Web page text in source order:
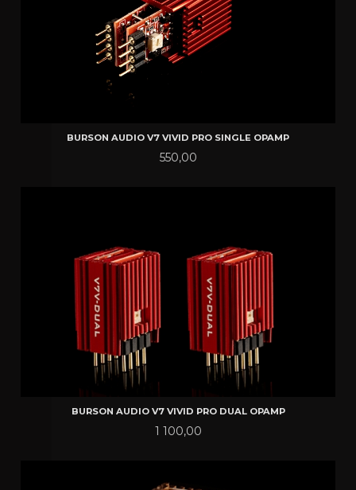
BURSON AUDIO V7 VIVID PRO SINGLE OPAMP
Pris
550,00
BURSON AUDIO V7 VIVID PRO DUAL OPAMP
Pris
1 100,00